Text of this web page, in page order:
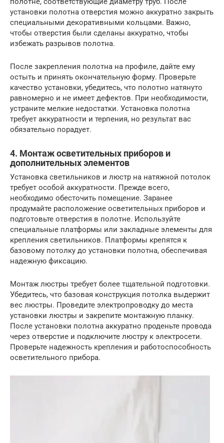
установки полотна отверстия можно аккуратно закрыть
специальными декоративными кольцами. Важно,
чтобы отверстия были сделаны аккуратно, чтобы
избежать разрывов полотна.
После закрепления полотна на профиле, дайте ему
остыть и принять окончательную форму. Проверьте
качество установки, убедитесь, что полотно натянуто
равномерно и не имеет дефектов. При необходимости,
устраните мелкие недостатки. Установка полотна
требует аккуратности и терпения, но результат вас
обязательно порадует.
4. Монтаж осветительных приборов и
дополнительных элементов
Установка светильников и люстр на натяжной потолок
требует особой аккуратности. Прежде всего,
необходимо обесточить помещение. Заранее
продумайте расположение осветительных приборов и
подготовьте отверстия в полотне. Используйте
специальные платформы или закладные элементы для
крепления светильников. Платформы крепятся к
базовому потолку до установки полотна, обеспечивая
надежную фиксацию.
Монтаж люстры требует более тщательной подготовки.
Убедитесь, что базовая конструкция потолка выдержит
вес люстры. Проведите электропроводку до места
установки люстры и закрепите монтажную планку.
После установки полотна аккуратно проденьте провода
через отверстие и подключите люстру к электросети.
Проверьте надежность крепления и работоспособность
осветительного прибора.